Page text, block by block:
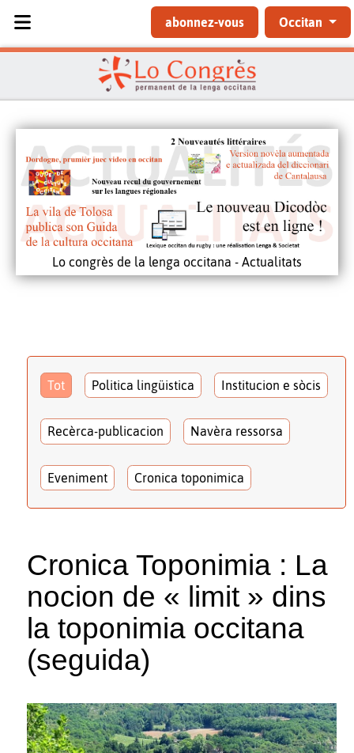
abonnez-vous Occitan
Lo congrès de la lenga occitana - Actualitats
Tot Politica lingüistica Institucion e sòcis
Recèrca-publicacion Navèra ressorsa
Eveniment Cronica toponimica
Cronica Toponimia : La
nocion de « limit » dins
la toponimia occitana
(seguida)